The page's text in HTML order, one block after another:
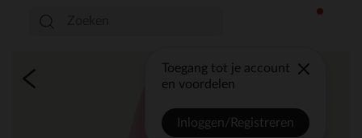
Toegang tot je account
en voordelen
Inloggen/Registreren